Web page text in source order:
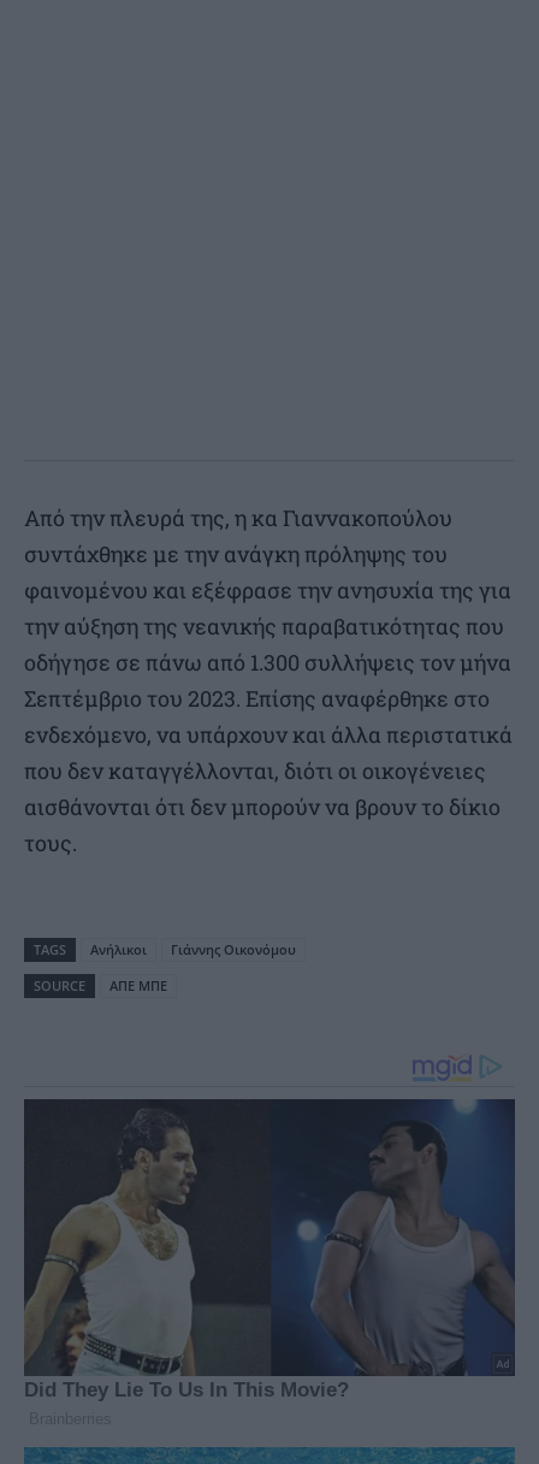
Από την πλευρά της, η κα Γιαννακοπούλου
συντάχθηκε με την ανάγκη πρόληψης του
φαινομένου και εξέφρασε την ανησυχία της για
την αύξηση της νεανικής παραβατικότητας που
οδήγησε σε πάνω από 1.300 συλλήψεις τον μήνα
Σεπτέμβριο του 2023. Επίσης αναφέρθηκε στο
ενδεχόμενο, να υπάρχουν και άλλα περιστατικά
που δεν καταγγέλλονται, διότι οι οικογένειες
αισθάνονται ότι δεν μπορούν να βρουν το δίκιο
τους.
TAGS Ανήλικοι
Γιάννης Οικονόμου
SOURCE
ΑΠΕ ΜΠΕ